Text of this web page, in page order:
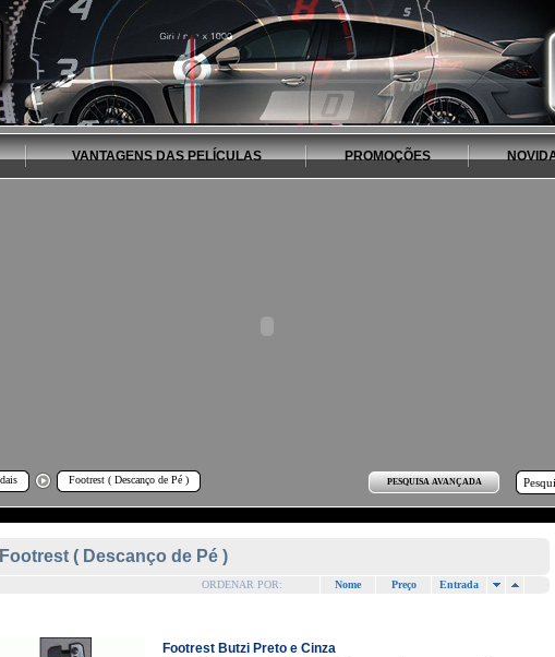
VANTAGENS DAS PELÍCULAS PROMOÇÕES
Footrest ( Descanço de Pé ) PESQUISA AVANÇADA
Footrest ( Descanço de Pé )
ORDENAR POR: Nome Preço Entrada
Footrest Butzi Preto e Cinza